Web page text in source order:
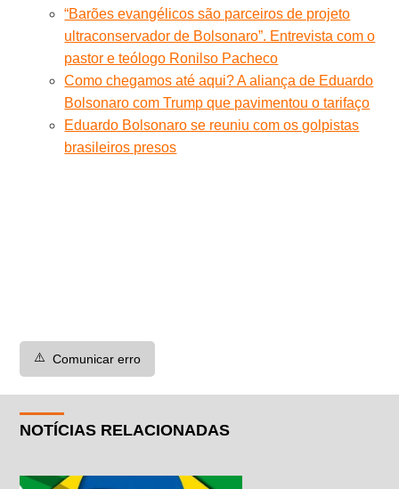
“Barões evangélicos são parceiros de projeto
ultraconservador de Bolsonaro”. Entrevista com o
pastor e teólogo Ronilso Pacheco
Como chegamos até aqui? A aliança de Eduardo
Bolsonaro com Trump que pavimentou o tarifaço
Eduardo Bolsonaro se reuniu com os golpistas
brasileiros presos
⚠️ Comunicar erro
NOTÍCIAS RELACIONADAS